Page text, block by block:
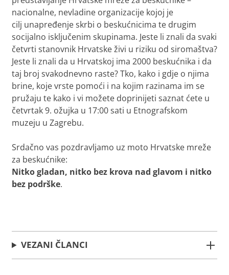
nacionalne, nevladine organizacije kojoj je
cilj unapređenje skrbi o beskućnicima te drugim
socijalno isključenim skupinama. Jeste li znali da svaki
četvrti stanovnik Hrvatske živi u riziku od siromaštva?
Jeste li znali da u Hrvatskoj ima 2000 beskućnika i da
taj broj svakodnevno raste? Tko, kako i gdje o njima
brine, koje vrste pomoći i na kojim razinama im se
pružaju te kako i vi možete doprinijeti saznat ćete u
četvrtak 9. ožujka u 17:00 sati u Etnografskom
muzeju u Zagrebu.
Srdačno vas pozdravljamo uz moto Hrvatske mreže
za beskućnike:
Nitko gladan, nitko bez krova nad glavom i nitko
bez podrške.
VEZANI ČLANCI